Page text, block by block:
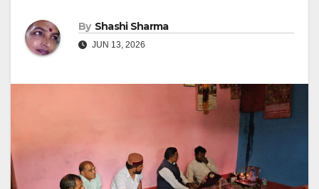
By Shashi Sharma
JUN 13, 2026